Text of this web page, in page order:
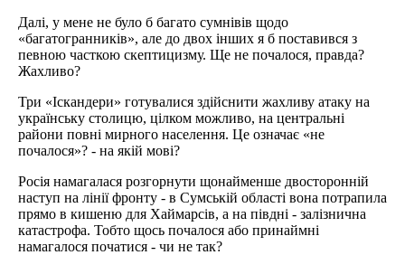
Далі, у мене не було б багато сумнівів щодо
«багатогранників», але до двох інших я б поставився з
певною часткою скептицизму. Ще не почалося, правда?
Жахливо?
Три «Іскандери» готувалися здійснити жахливу атаку на
українську столицю, цілком можливо, на центральні
райони повні мирного населення. Це означає «не
почалося»? - на якій мові?
Росія намагалася розгорнути щонайменше двосторонній
наступ на лінії фронту - в Сумській області вона потрапила
прямо в кишеню для Хаймарсів, а на півдні - залізничнa
катастрофa. Тобто щось почалося або принаймні
намагалося початися - чи не так?